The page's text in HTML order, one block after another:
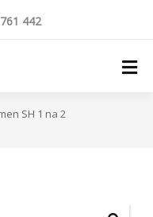
442
SH 1 na 2